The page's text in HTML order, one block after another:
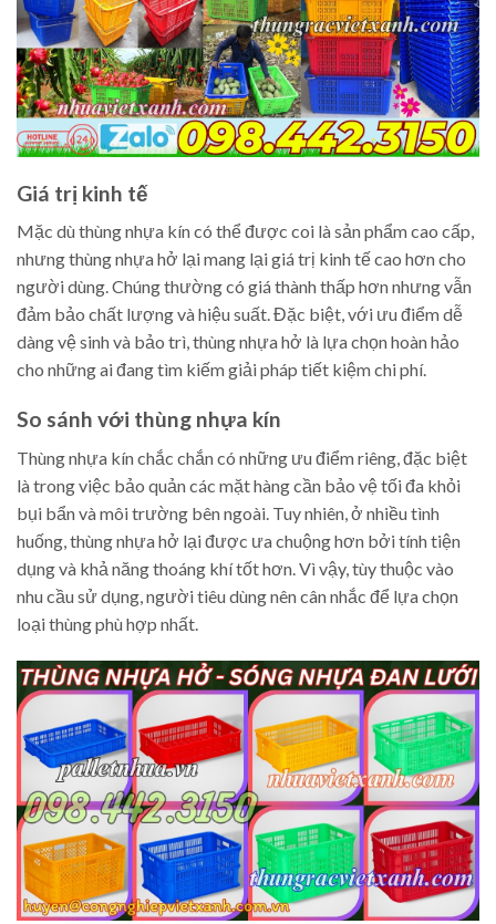
Giá trị kinh tế
Mặc dù thùng nhựa kín có thể được coi là sản phẩm cao cấp,
nhưng thùng nhựa hở lại mang lại giá trị kinh tế cao hơn cho
người dùng. Chúng thường có giá thành thấp hơn nhưng vẫn
đảm bảo chất lượng và hiệu suất. Đặc biệt, với ưu điểm dễ
dàng vệ sinh và bảo trì, thùng nhựa hở là lựa chọn hoàn hảo
cho những ai đang tìm kiếm giải pháp tiết kiệm chi phí.
So sánh với thùng nhựa kín
Thùng nhựa kín chắc chắn có những ưu điểm riêng, đặc biệt
là trong việc bảo quản các mặt hàng cần bảo vệ tối đa khỏi
bụi bẩn và môi trường bên ngoài. Tuy nhiên, ở nhiều tình
huống, thùng nhựa hở lại được ưa chuộng hơn bởi tính tiện
dụng và khả năng thoáng khí tốt hơn. Vì vậy, tùy thuộc vào
nhu cầu sử dụng, người tiêu dùng nên cân nhắc để lựa chọn
loại thùng phù hợp nhất.